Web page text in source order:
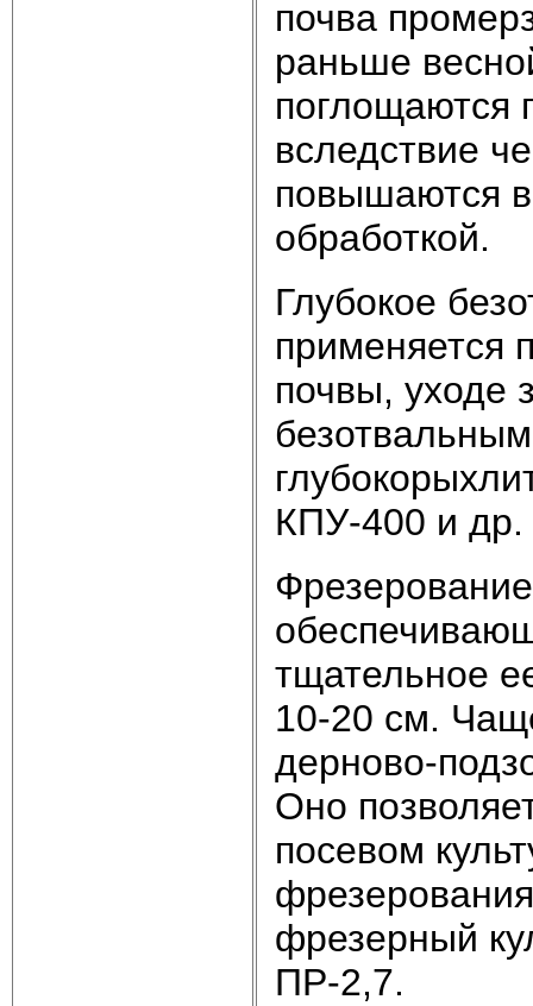
почва
раньше
поглощаются
вследствие
повышаются
обработкой.
Глубокое
применяется
почвы, уходе
КПУ-400 и др.
тщательное
10-20 см.
дерново-
Оно
посевом
фрезерный
ПР-2,7.